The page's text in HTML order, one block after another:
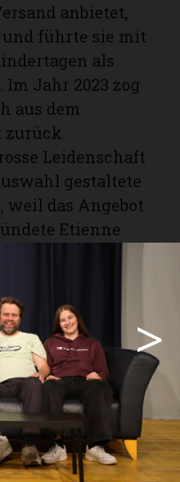
anbietet,
führte sie mit
als
Jahr 2023 zog
aus dem
Leidenschaft
gestaltete
weil das Angebot
Etienne
den
und
die er
sind es über 350
mag
Etienne Meuwly
Mutter diesen
kreiert hatte,
Schultheater
>